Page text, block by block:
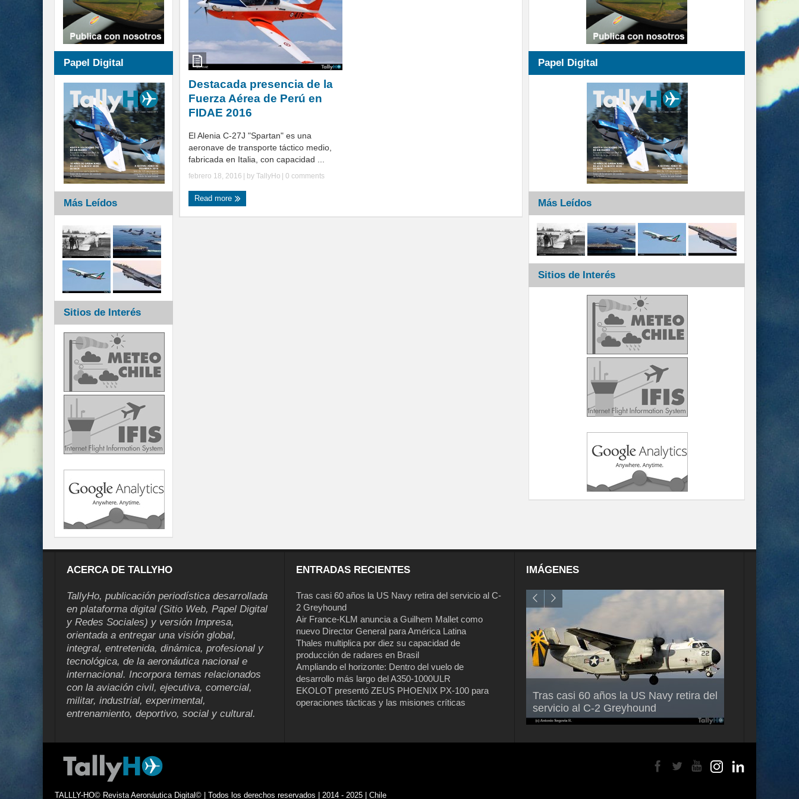
Destacada presencia de la
Fuerza Aérea de Perú en
FIDAE 2016
El Alenia C-27J "Spartan" es una
aeronave de transporte táctico medio,
fabricada en Italia, con capacidad ...
febrero 18, 2016 | by TallyHo 0 comments
Read more
Papel Digital
Más Leídos
Sitios de Interés
Papel Digital
Más Leídos
Sitios de Interés
ACERCA DE TALLYHO
TallyHo, publicación periodística desarrollada
en plataforma digital (Sitio Web, Papel Digital
y Redes Sociales) y versión Impresa,
orientada a entregar una visión global,
integral, entretenida, dinámica, profesional y
tecnológica, de la aeronáutica nacional e
internacional. Incorpora temas relacionados
con la aviación civil, ejecutiva, comercial,
militar, industrial, experimental,
entrenamiento, deportivo, social y cultural.
ENTRADAS RECIENTES
Tras casi 60 años la US Navy retira del servicio al C-
2 Greyhound
Air France-KLM anuncia a Guilhem Mallet como
nuevo Director General para América Latina
Thales multiplica por diez su capacidad de
producción de radares en Brasil
Ampliando el horizonte: Dentro del vuelo de
desarrollo más largo del A350-1000ULR
EKOLOT presentó ZEUS PHOENIX PX-100 para
operaciones tácticas y las misiones críticas
IMÁGENES
Tras casi 60 años la US Navy retira del
servicio al C-2 Greyhound
Air France-KLM anuncia a Guilhem
Mallet como nuevo Director General
para América Latina
TALLLY-HO© Revista Aeronáutica Digital© | Todos los derechos reservados | 2014 - 2025 | Chile